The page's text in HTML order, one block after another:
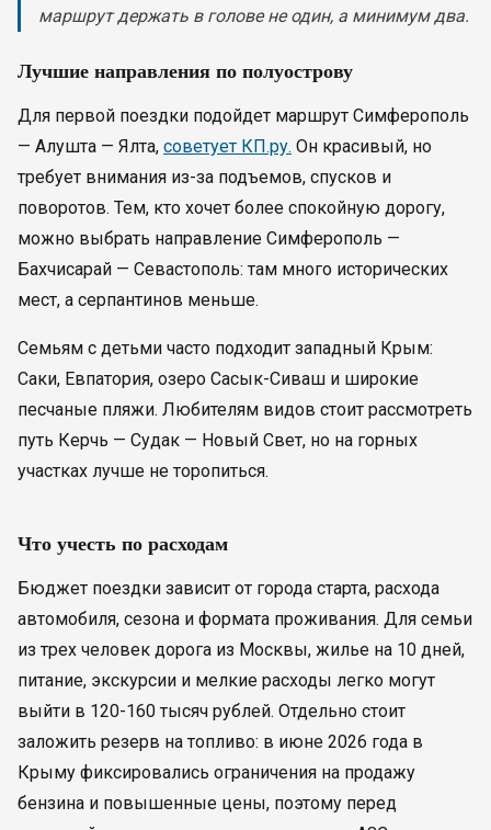
маршрут держать в голове не один, а минимум два.
Лучшие направления по полуострову
Для первой поездки подойдет маршрут Симферополь
— Алушта — Ялта, советует КП.ру. Он красивый, но
требует внимания из-за подъемов, спусков и
поворотов. Тем, кто хочет более спокойную дорогу,
можно выбрать направление Симферополь —
Бахчисарай — Севастополь: там много исторических
мест, а серпантинов меньше.
Семьям с детьми часто подходит западный Крым:
Саки, Евпатория, озеро Сасык-Сиваш и широкие
песчаные пляжи. Любителям видов стоит рассмотреть
путь Керчь — Судак — Новый Свет, но на горных
участках лучше не торопиться.
Что учесть по расходам
Бюджет поездки зависит от города старта, расхода
автомобиля, сезона и формата проживания. Для семьи
из трех человек дорога из Москвы, жилье на 10 дней,
питание, экскурсии и мелкие расходы легко могут
выйти в 120-160 тысяч рублей. Отдельно стоит
заложить резерв на топливо: в июне 2026 года в
Крыму фиксировались ограничения на продажу
бензина и повышенные цены, поэтому перед